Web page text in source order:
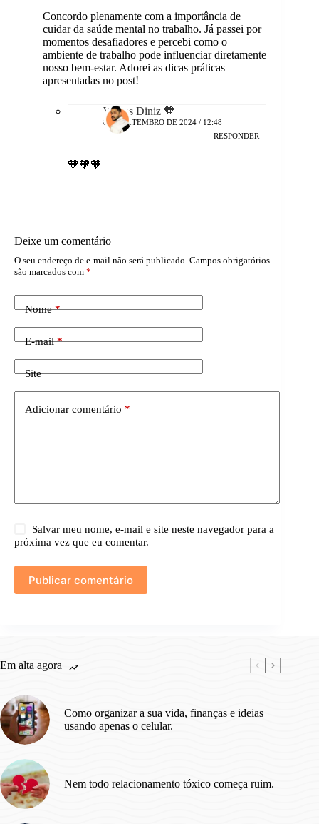
Concordo plenamente com a importância de
cuidar da saúde mental no trabalho. Já passei por
momentos desafiadores e percebi como o
ambiente de trabalho pode influenciar diretamente
nosso bem-estar. Adorei as dicas práticas
apresentadas no post!
Wellas Diniz 🧡
8 DE SETEMBRO DE 2024 / 12:48
RESPONDER
🧡🧡🧡
Deixe um comentário
O seu endereço de e-mail não será publicado. Campos obrigatórios
são marcados com *
Nome*
E-mail*
Site
Adicionar comentário *
Salvar meu nome, e-mail e site neste navegador para a
próxima vez que eu comentar.
Publicar comentário
Em alta agora
Como organizar a sua vida, finanças e ideias
usando apenas o celular.
Nem todo relacionamento tóxico começa ruim.